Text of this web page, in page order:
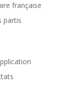
française
partis